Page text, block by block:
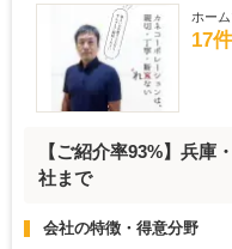
ホー
17件
【ご紹介率93%】兵庫
社まで
会社の特徴・得意分野